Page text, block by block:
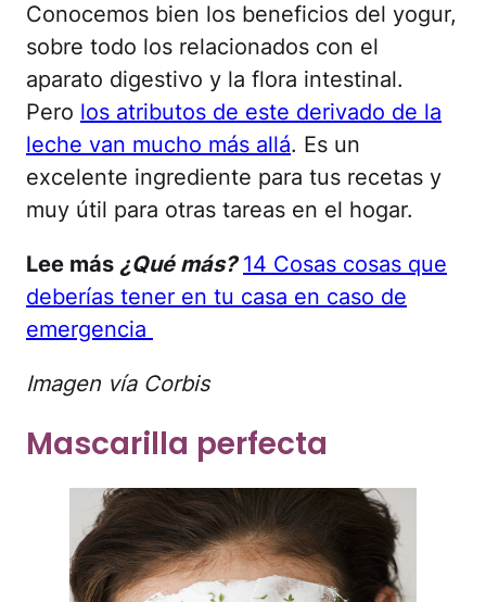
Conocemos bien los beneficios del yogur,
sobre todo los relacionados con el
aparato digestivo y la flora intestinal.
Pero los atributos de este derivado de la
leche van mucho más allá. Es un
excelente ingrediente para tus recetas y
muy útil para otras tareas en el hogar.
Lee más ¿Qué más? 14 Cosas cosas que
deberías tener en tu casa en caso de
emergencia
Imagen vía Corbis
Mascarilla perfecta